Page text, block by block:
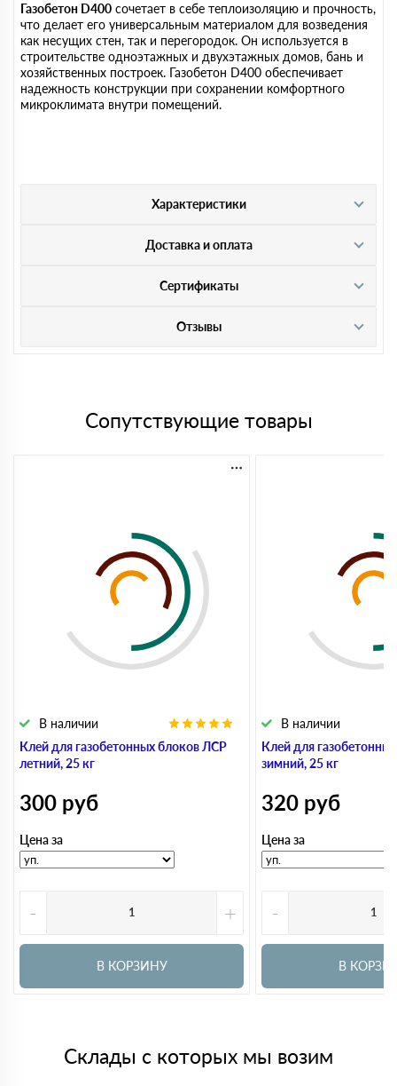
Газобетон D400 сочетает в себе теплоизоляцию и прочность,
что делает его универсальным материалом для возведения
как несущих стен, так и перегородок. Он используется в
строительстве одноэтажных и двухэтажных домов, бань и
хозяйственных построек. Газобетон D400 обеспечивает
надежность конструкции при сохранении комфортного
микроклимата внутри помещений.
Характеристики
Доставка и оплата
Сертификаты
Отзывы
Сопутствующие товары
Клей для газобетонных блоков ЛСР
летний, 25 кг
В наличии
300 руб
Цена за
- +
В КОРЗИНУ
Клей для
зимний, 25 кг
В наличии
320 руб
Цена за
-
В
Склады с которых мы возим